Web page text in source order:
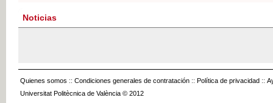
Noticias
Quienes somos :: Condiciones generales de contratación :: Política de privacidad ::
Universitat Politècnica de València © 2012